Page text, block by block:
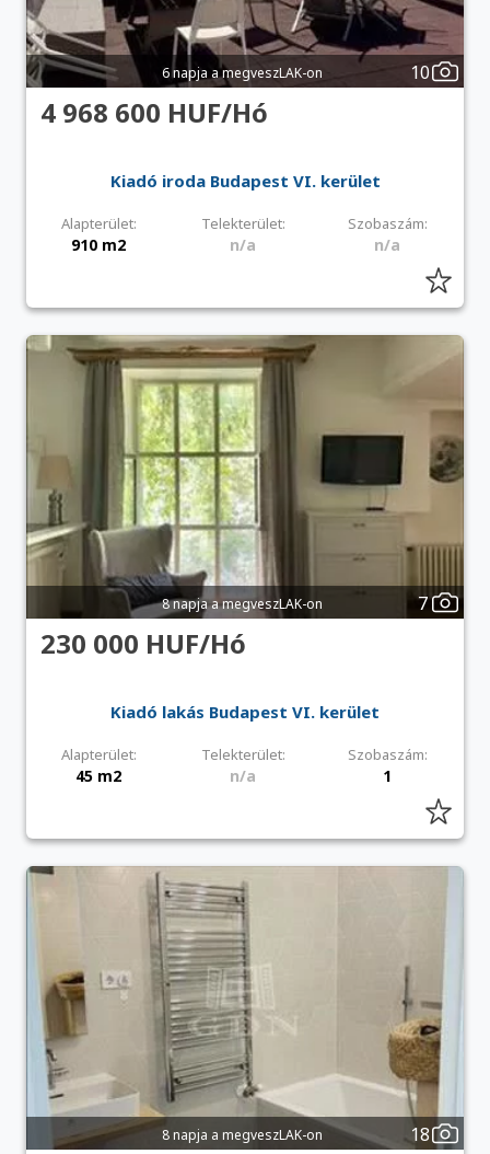
6 napja a megveszLAK-on 10
4 968 600 HUF/Hó
Kiadó iroda Budapest VI. kerület
Alapterület: Telekterület: Szobaszám:
910 m2 n/a n/a
8 napja a megveszLAK-on 7
230 000 HUF/Hó
Kiadó lakás Budapest VI. kerület
Alapterület: Telekterület: Szobaszám:
45 m2 n/a 1
8 napja a megveszLAK-on 18